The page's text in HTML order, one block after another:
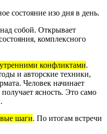
состояние изо дня в день.
собой. Открывает
комплексного
конфликтами.
и авторские техники,
Человек начинает
ясность. Это само
шаги. По итогам встречи